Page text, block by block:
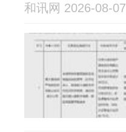
和讯网 2026-08-07